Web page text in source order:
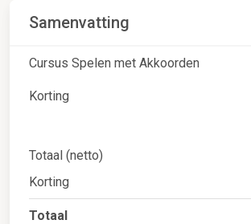
Samenvatting
Cursus Spelen met Akkoorden
Korting
Totaal (netto)
Korting
Totaal